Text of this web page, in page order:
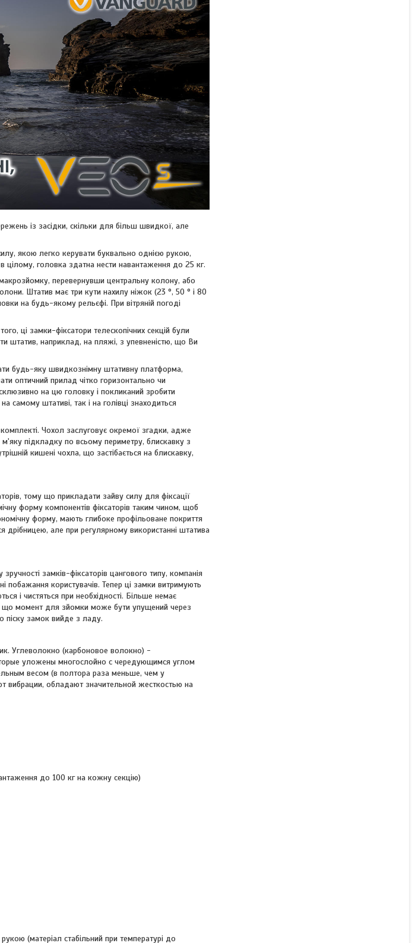
із засідки, скільки для більш швидкої, але
якою легко керувати буквально однією рукою,
головка здатна нести навантаження до 25 кг.
перевернувши центральну колону, або
Штатив має три кути нахилу ніжок (23 °, 50 ° і 80
на будь-якому рельєфі. При вітряній погоді
ці замки-фіксатори телескопічних секцій були
штатив, наприклад, на пляжі, з упевненістю, що Ви
будь-яку швидкознімну штативну платформа,
оптичний прилад чітко горизонтально чи
на цю головку і покликаний зробити
штативі, так і на голівці знаходиться
Чохол заслуговує окремої згадки, адже
м'яку підкладку по всьому периметру, блискавку з
кишені чохла, що застібається на блискавку,
тому що прикладати зайву силу для фіксації
форму компонентів фіксаторів таким чином, щоб
форму, мають глибоке профільоване покриття
але при регулярному використанні штатива
замків-фіксаторів цангового типу, компанія
побажання користувачів. Тепер ці замки витримують
і чистяться при необхідності. Більше немає
що момент для зйомки може бути упущений через
піску замок вийде з ладу.
Углеволокно (карбоновое волокно) -
уложены многослойно с чередующимся углом
весом (в полтора раза меньше, чем у
вибрации, обладают значительной жесткостью на
до 100 кг на кожну секцію)
(матеріал стабільний при температурі до